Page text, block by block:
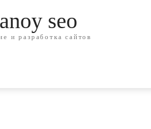
seo
и разработка сайтов